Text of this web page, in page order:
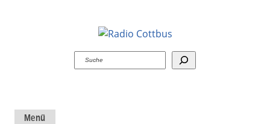
Suchen
Menü